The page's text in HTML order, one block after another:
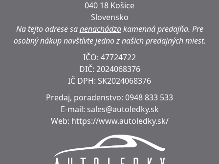
040 18 Košice
Slovensko
Na tejto adrese sanenachádzakamenná predajňa. Pre
osobný nákup navštívte jedno z našich predajných miest.
IČO: 47724722
DIČ: 2024068376
IČ DPH: SK2024068376
Predaj, poradenstvo: 0948 833 533
E-mail: sales@autoledky.sk
Web: https://www.autoledky.sk/